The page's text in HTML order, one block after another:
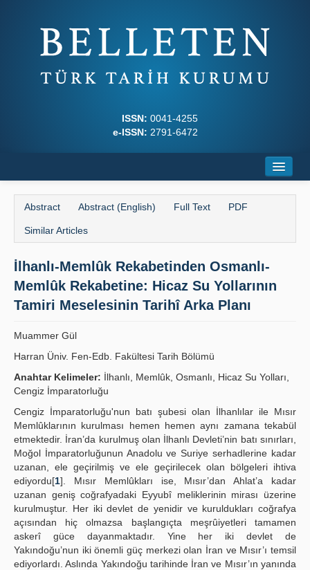
ISSN: 0041-4255
e-ISSN: 2791-6472
Journal Boards
Writing Rules
Principles
Guidelines
Contact Us
Abstract Abstract (English) Full Text PDF
Similar Articles
İlhanlı-Memlûk Rekabetinden Osmanlı-
Memlûk Rekabetine: Hicaz Su Yollarının
Tamiri Meselesinin Tarihî Arka Planı
Muammer Gül
Harran Üniv. Fen-Edb. Fakültesi Tarih Bölümü
Anahtar Kelimeler: İlhanlı, Memlûk, Osmanlı, Hicaz Su Yolları,
Cengiz İmparatorluğu
Cengiz İmparatorluğu'nun batı şubesi olan İlhanlılar ile Mısır
Memlûklarının kurulması hemen hemen aynı zamana tekabül
etmektedir. İran’da kurulmuş olan İlhanlı Devleti’nin batı sınırları,
Moğol İmparatorluğunun Anadolu ve Suriye serhadlerine kadar
uzanan, ele geçirilmiş ve ele geçirilecek olan bölgeleri ihtiva
ediyordu[1]. Mısır Memlûkları ise, Mısır’dan Ahlat’a kadar
uzanan geniş coğrafyadaki Eyyubî meliklerinin mirası üzerine
kurulmuştur. Her iki devlet de yenidir ve kuruldukları coğrafya
açısından hiç olmazsa başlangıçta meşrûiyetleri tamamen
askerî güce dayanmaktadır. Yine her iki devlet de
Yakındoğu’nun iki önemli güç merkezi olan İran ve Mısır’ı temsil
ediyorlardı. Aslında Yakındoğu tarihinde İran ve Mısır’ın yanında